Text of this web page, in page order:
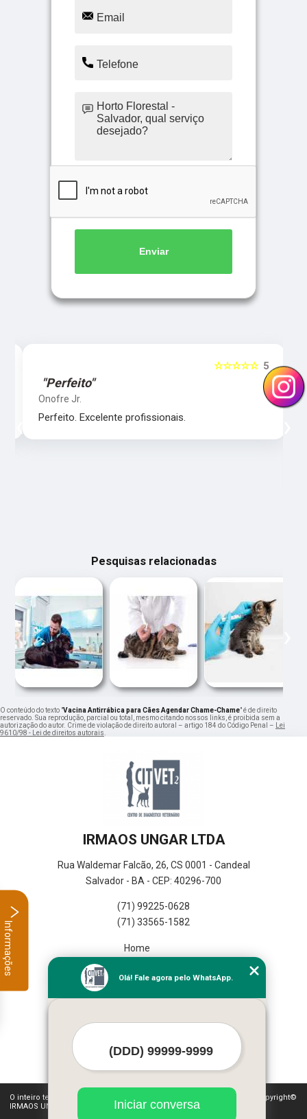
Enviar
5
☆☆☆☆☆
"Perfeito"
Onofre Jr.
Perfeito. Excelente profissionais.
‹
Pesquisas relacionadas
‹
O conteúdo do texto "Vacina Antirrábica para Cães Agendar Chame-Chame" é de direito
reservado. Sua reprodução, parcial ou total, mesmo citando nossos links, é proibida sem a
autorização do autor. Crime de violação de direito autoral – artigo 184 do Código Penal – Lei
9610/98 - Lei de direitos autorais.
IRMAOS UNGAR LTDA
Rua Waldemar Falcão, 26, CS 0001 - Candeal
Salvador - BA - CEP: 40296-700
(71) 99225-0628
(71) 33565-1582
Home
Missão
Serviços
O inteiro teor deste site está sujeito à proteção de direitos autorais. Copyright©
IRMAOS UNGAR LTDA (Lei 9610 de 19/02/1998)
Olá! Fale agora pelo WhatsApp.
Iniciar conversa
Informações